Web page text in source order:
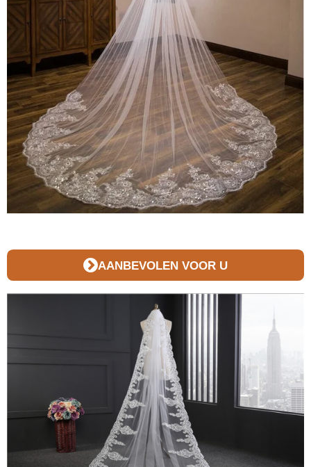
AANBEVOLEN VOOR U